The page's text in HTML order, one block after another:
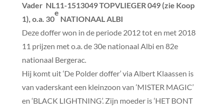
VaderNL11-1513049 TOPVLIEGER 049 (zie Koop
1), o.a. 30
e
NATIONAAL ALBI
Deze doffer won in de periode 2012 tot en met 2018
11 prijzen met o.a. de 30e nationaal Albi en 82e
nationaal Bergerac.
Hij komt uit ‘De Polder doffer’ via Albert Klaassen is
van vaderskant een kleinzoon van ‘MISTER MAGIC’
en ‘BLACK LIGHTNING’. Zijn moeder is ‘HET BONT